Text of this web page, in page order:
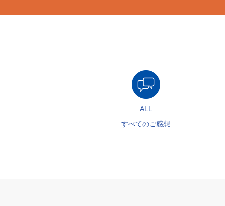
ALL
すべてのご感想